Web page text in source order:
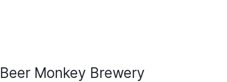
Beer Monkey Brewery